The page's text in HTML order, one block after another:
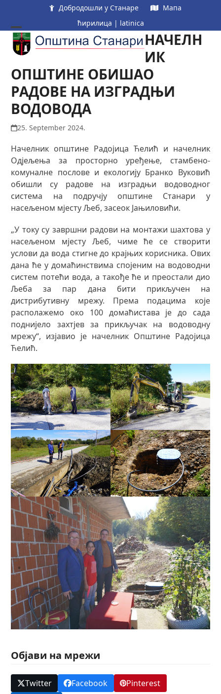
content
Добродошли у Станаре
Мапа
ћирилица | latinica
Open
mobile
menu
Close
mobile
menu
НАЧЕЛН
ИК
ОПШТИНЕ ОБИШАО
РАДОВЕ НА ИЗГРАДЊИ
ВОДОВОДА
25. September 2024.
Начелник општине Радојица Ћелић и начелник
Одјељења за просторно уређење, стамбено-
комуналне послове и екологију Бранко Вуковић
обишли су радове на изградњи водоводног
система на подручју општине Станари у
насељеном мјесту Љеб, засеок Јањиловићи.
„У току су завршни радови на монтажи шахтова у
насељеном мјесту Љеб, чиме ће се створити
услови да вода стигне до крајњих корисника. Ових
дана ће у домаћинствима спојеним на водоводни
систем потећи вода, а такође ће и преостали дио
Љеба за пар дана бити прикључен на
дистрибутивну мрежу. Према подацима које
располажемо око 100 домаћистава је до сада
поднијело захтјев за прикључак на водоводну
мрежу“, изјавио је начелник Општине Радојица
Ћелић.
Објави на мрежи
Twitter Facebook
Pinterest